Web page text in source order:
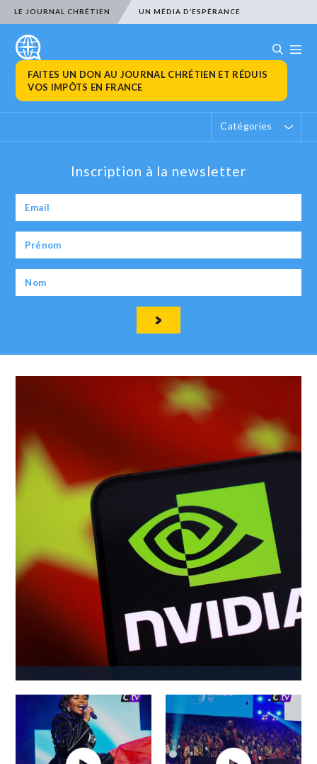
LE JOURNAL CHRÉTIEN UN MÉDIA D’ESPÉRANCE
FAITES UN DON AU JOURNAL CHRÉTIEN ET RÉDUIS
VOS IMPÔTS EN FRANCE
Catégories
Inscription à la newsletter